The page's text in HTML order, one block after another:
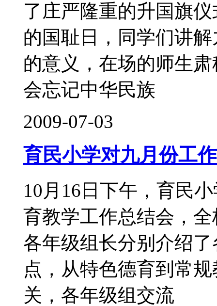
了庄严隆重的升国旗
的国耻日，同学们讲
的意义，在场的师生
会忘记中华民族
2009-07-03
育民小学对九月份工
10月16日下午，育民
育教学工作总结会，
各年级组长分别介绍
点，从特色德育到常
关，各年级组交流